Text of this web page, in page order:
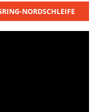
NORDSCHLEIFE